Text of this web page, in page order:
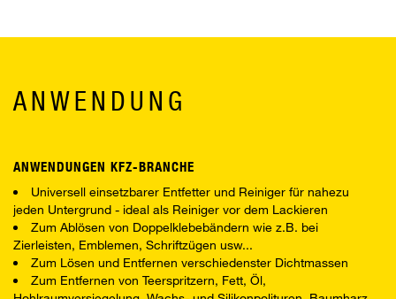
ANWENDUNG
ANWENDUNGEN KFZ-BRANCHE
Universell einsetzbarer Entfetter und Reiniger für nahezu
jeden Untergrund - ideal als Reiniger vor dem Lackieren
Zum Ablösen von Doppelklebebändern wie z.B. bei
Zierleisten, Emblemen, Schriftzügen usw...
Zum Lösen und Entfernen verschiedenster Dichtmassen
Zum Entfernen von Teerspritzern, Fett, Öl,